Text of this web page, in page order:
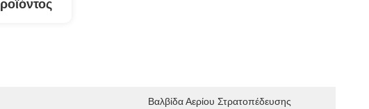
Βαλβίδα Αερίου Στρατοπέδευσης